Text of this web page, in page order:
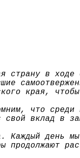
страну в ходе
края,
что среди
свой вклад в
Каждый день
продолжают